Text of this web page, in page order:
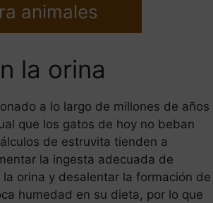
animales
la orina
a lo largo de millones de años
que los gatos de hoy no beban
de estruvita tienden a
la ingesta adecuada de
orina y desalentar la formación de
humedad en su dieta, por lo que